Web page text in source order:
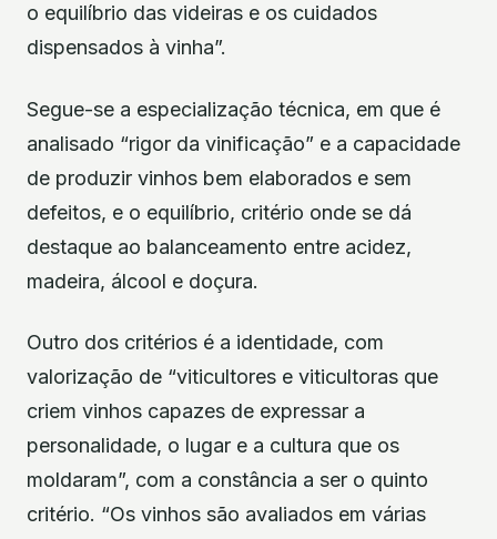
o equilíbrio das videiras e os cuidados
dispensados à vinha”.
Segue-se a especialização técnica, em que é
analisado “rigor da vinificação” e a capacidade
de produzir vinhos bem elaborados e sem
defeitos, e o equilíbrio, critério onde se dá
destaque ao balanceamento entre acidez,
madeira, álcool e doçura.
Outro dos critérios é a identidade, com
valorização de “viticultores e viticultoras que
criem vinhos capazes de expressar a
personalidade, o lugar e a cultura que os
moldaram”, com a constância a ser o quinto
critério. “Os vinhos são avaliados em várias